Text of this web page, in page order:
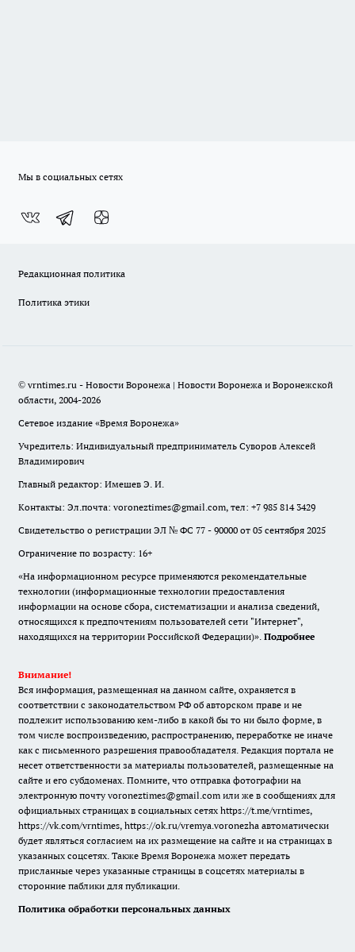
Мы в социальных сетях
Редакционная политика
Политика этики
© vrntimes.ru - Новости Воронежа | Новости Воронежа и Воронежской
области, 2004-2026
Сетевое издание «Время Воронежа»
Учредитель: Индивидуальный предприниматель Суворов Алексей
Владимирович
Главный редактор: Имешев Э. И.
Контакты: Эл.почта: voroneztimes@gmail.com, тел: +7 985 814 3429
Свидетельство о регистрации ЭЛ № ФС 77 - 90000 от 05 сентября 2025
Ограничение по возрасту: 16+
«На информационном ресурсе применяются рекомендательные
технологии (информационные технологии предоставления
информации на основе сбора, систематизации и анализа сведений,
относящихся к предпочтениям пользователей сети "Интернет",
находящихся на территории Российской Федерации)». Подробнее
Внимание!
Вся информация, размещенная на данном сайте, охраняется в
соответствии с законодательством РФ об авторском праве и не
подлежит использованию кем-либо в какой бы то ни было форме, в
том числе воспроизведению, распространению, переработке не иначе
как с письменного разрешения правообладателя. Редакция портала не
несет ответственности за материалы пользователей, размещенные на
сайте и его субдоменах. Помните, что отправка фотографии на
электронную почту voroneztimes@gmail.com или же в сообщениях для
официальных страницах в социальных сетях https://t.me/vrntimes,
https://vk.com/vrntimes, https://ok.ru/vremya.voronezha автоматически
будет являться согласием на их размещение на сайте и на страницах в
указанных соцсетях. Также Время Воронежа может передать
присланные через указанные страницы в соцсетях материалы в
сторонние паблики для публикации.
Политика обработки персональных данных